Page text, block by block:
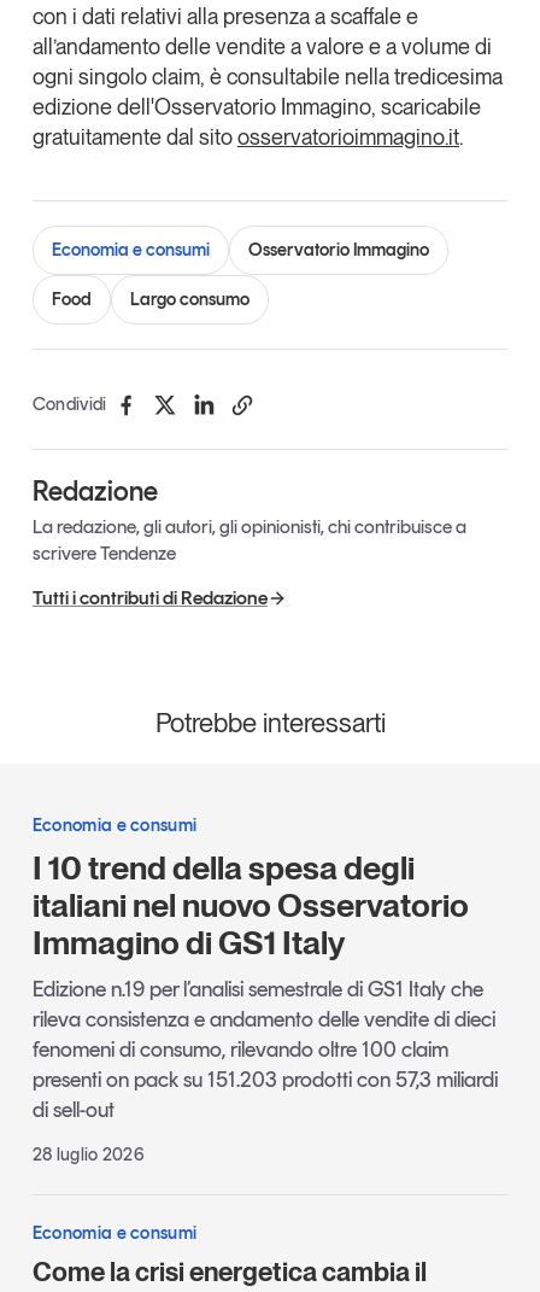
GS1 Italy
con i dati relativi alla presenza a scaffale e
all’andamento delle vendite a valore e a volume di
ogni singolo claim, è consultabile nella tredicesima
edizione dell'Osservatorio Immagino, scaricabile
gratuitamentedal sitoosservatorioimmagino.it.
Economia e consumi Osservatorio Immagino
Food Largo consumo
Condividi
Redazione
La redazione, gli autori, gli opinionisti, chi contribuisce a
scrivere Tendenze
Tutti i contributi di Redazione
Potrebbe interessarti
Economia e consumi
I 10 trend della spesa degli
italiani nel nuovo Osservatorio
Immagino di GS1 Italy
Edizione n.19 per l’analisi semestrale di GS1 Italy che
rileva consistenza e andamento delle vendite di dieci
fenomeni di consumo, rilevando oltre 100 claim
presenti on pack su 151.203 prodotti con 57,3 miliardi
di sell-out
28 luglio 2026
Economia e consumi
Come la crisi energetica cambia il